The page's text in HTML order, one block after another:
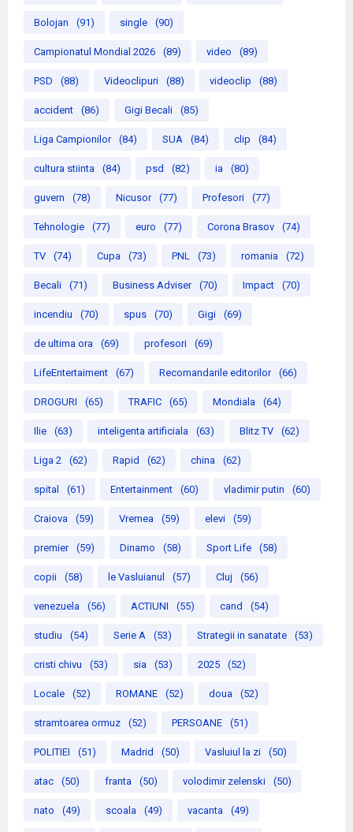
Bolojan (91) single (90)
Campionatul Mondial 2026 (89) video (89)
PSD (88) Videoclipuri (88) videoclip (88)
accident (86) Gigi Becali (85)
Liga Campionilor (84) SUA (84) clip (84)
cultura stiinta (84) psd (82) ia (80)
guvern (78) Nicusor (77) Profesori (77)
Tehnologie (77) euro (77) Corona Brasov (74)
TV (74) Cupa (73) PNL (73) romania (72)
Becali (71) Business Adviser (70) Impact (70)
incendiu (70) spus (70) Gigi (69)
de ultima ora (69) profesori (69)
LifeEntertaiment (67) Recomandarile editorilor (66)
DROGURI (65) TRAFIC (65) Mondiala (64)
Ilie (63) inteligenta artificiala (63) Blitz TV (62)
Liga 2 (62) Rapid (62) china (62)
spital (61) Entertainment (60) vladimir putin (60)
Craiova (59) Vremea (59) elevi (59)
premier (59) Dinamo (58) Sport Life (58)
copii (58) le Vasluianul (57) Cluj (56)
venezuela (56) ACTIUNI (55) cand (54)
studiu (54) Serie A (53) Strategii in sanatate (53)
cristi chivu (53) sia (53) 2025 (52)
Locale (52) ROMANE (52) doua (52)
stramtoarea ormuz (52) PERSOANE (51)
POLITIEI (51) Madrid (50) Vasluiul la zi (50)
atac (50) franta (50) volodimir zelenski (50)
nato (49) scoala (49) vacanta (49)